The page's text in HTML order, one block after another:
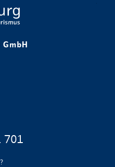
701